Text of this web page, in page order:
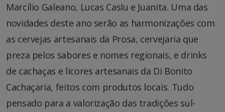
Marcílio Galeano, Lucas Caslu e Juanita. Uma das
novidades deste ano serão as harmonizações com
as cervejas artesanais da Prosa, cervejaria que
preza pelos sabores e nomes regionais, e drinks
de cachaças e licores artesanais da Di Bonito
Cachaçaria, feitos com produtos locais. Tudo
pensado para a valorização das tradições sul-